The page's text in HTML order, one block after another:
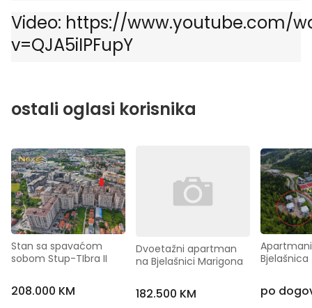
Video: https://www.youtube.com/
v=QJA5iIPFupY
ostali oglasi korisnika
Stan sa spavaćom
sobom Stup-TIbra II
208.000 KM
Dvoetažni apartman
na Bjelašnici Marigona
182.500 KM
Apartmani
Bjelašnica
po